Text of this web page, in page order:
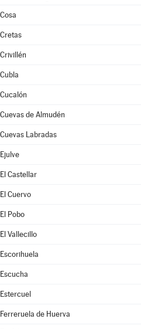
Cosa
Cretas
Crivillén
Cubla
Cucalón
Cuevas de Almudén
Cuevas Labradas
Ejulve
El Castellar
El Cuervo
El Pobo
El Vallecillo
Escorihuela
Escucha
Estercuel
Ferreruela de Huerva